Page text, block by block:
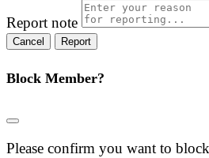
Report note
Report
Block Member?
Please confirm you want to